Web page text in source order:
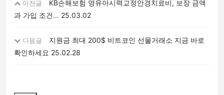
이전글
KB손해보험 영유아시력교정안경치료비, 보장 금액
과 가입 조건... 25.03.02
다음글
지원금 최대 200$ 비트코인 선물거래소 지금 바로
확인하세요 25.02.28